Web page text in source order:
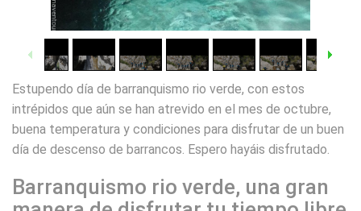
Estupendo día de barranquismo rio verde, con estos
intrépidos que aún se han atrevido en el mes de octubre,
buena temperatura y condiciones para disfrutar de un buen
día de descenso de barrancos. Espero hayáis disfrutado.
Barranquismo rio verde, una gran